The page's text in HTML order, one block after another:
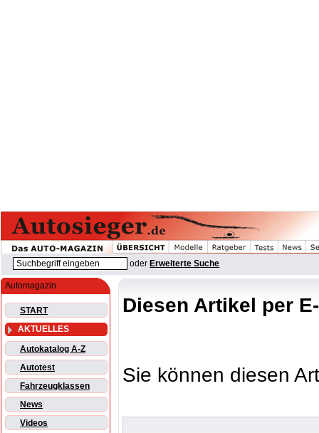
oder Erweiterte Suche
Automagazin
START
AKTUELLES
Autokatalog A-Z
Autotest
Fahrzeugklassen
News
Videos
Diesen Artikel per
Sie können diesen